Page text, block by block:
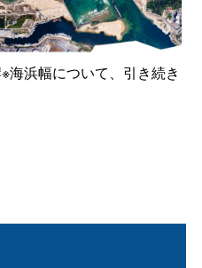
海浜幅について、引き続き